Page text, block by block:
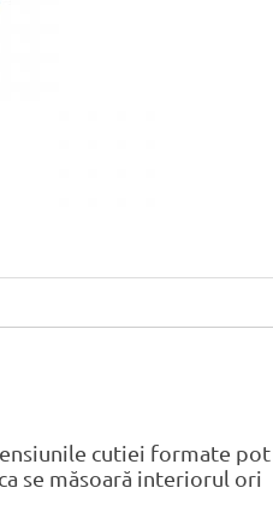
cutiei formate pot
se măsoară interiorul ori